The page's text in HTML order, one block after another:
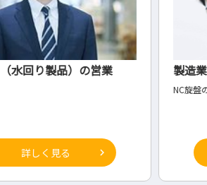
製造業のNC旋盤のオペレ